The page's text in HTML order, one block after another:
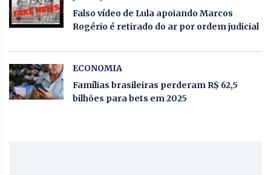
Falso vídeo de Lula apoiando Marcos
Rogério é retirado do ar por ordem judicial
ECONOMIA
Famílias brasileiras perderam R$ 62,5
bilhões para bets em 2025